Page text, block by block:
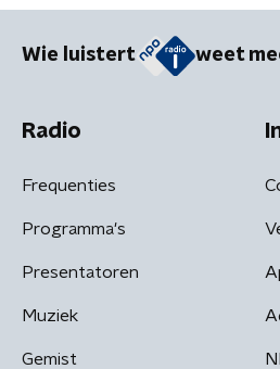
Wie luistert weet
Radio
Frequenties
Programma's
Presentatoren
Muziek
Gemist